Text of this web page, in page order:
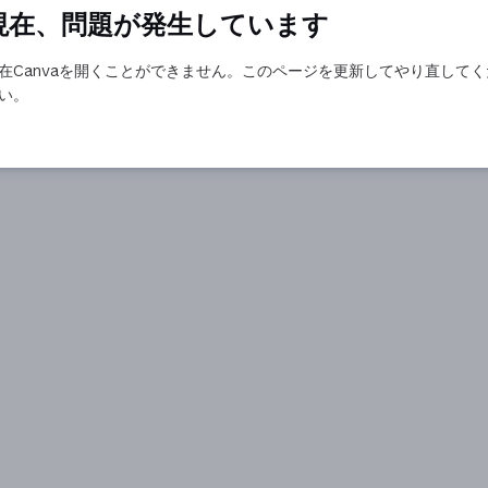
在、問題が発生しています
Canvaを開くことができません。このページを更新してやり直して
。